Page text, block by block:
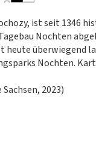
ist seit 1346
Nochten
heute
Nochten.
2023)